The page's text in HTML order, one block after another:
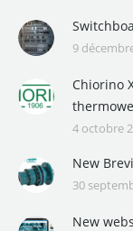
9
Chiorino
4 octobre
New
30
New